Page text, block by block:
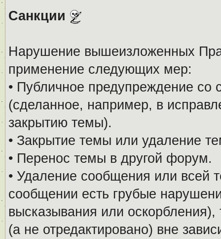
Санкции
Нарушение вышеизложенных
применение следующих мер:
• Публичное предупреждение
(сделанное, например, в
закрытию темы).
• Закрытие темы или удаление
• Перенос темы в другой форум.
• Удаление сообщения или всей
сообщении есть грубые
высказывания или
(а не отредактировано) вне